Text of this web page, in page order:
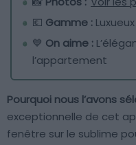
💶 Gamme : Luxueux
💙 On aime :
l’appartement
Pourquoi nous l’avons
exceptionnelle de cet
fenêtre sur le sublime